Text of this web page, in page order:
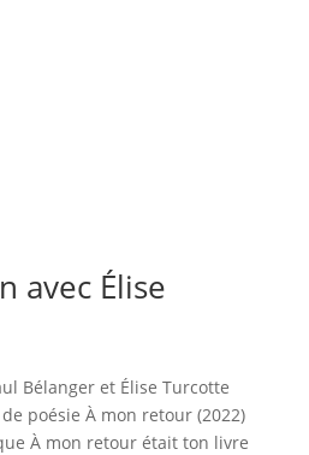
avec Élise
Bélanger et Élise Turcotte
poésie À mon retour (2022)
À mon retour était ton livre